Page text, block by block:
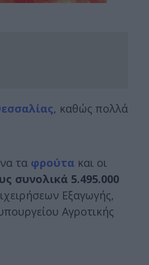
, καθώς πολλά
τα φρούτα και οι
συνολικά 5.495.000
Εξαγωγής,
Αγροτικής